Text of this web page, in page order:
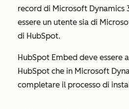
record di Microsoft Dynamics
essere un utente sia di
di HubSpot.
HubSpot Embed deve essere
HubSpot che in Microsoft
completare il processo di